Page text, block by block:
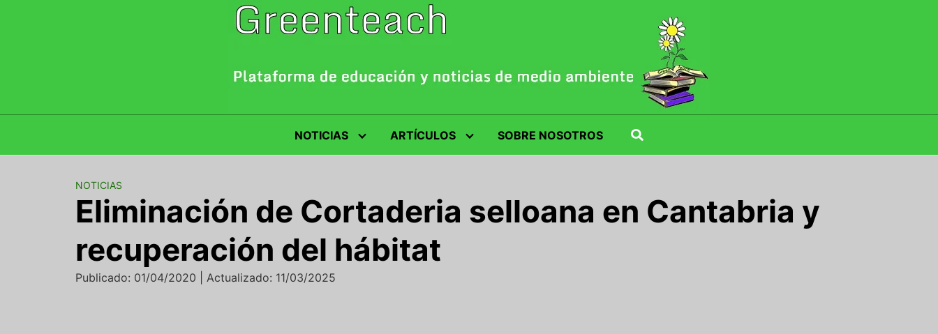
NOTICIAS ARTÍCULOS SOBRE NOSOTROS
NOTICIAS
Eliminación de Cortaderia selloana en Cantabria y
recuperación del hábitat
Publicado: 01/04/2020 | Actualizado: 11/03/2025